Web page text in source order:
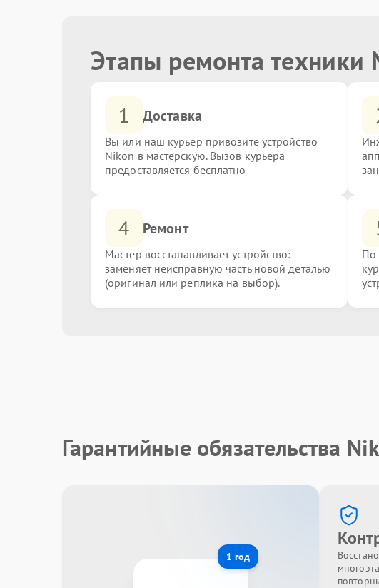
Этапы ремонта техники
1 Доставка
Вы или наш курьер привозите устройство
Nikon в мастерскую. Вызов курьера
предоставляется бесплатно
4 Ремонт
Мастер восстанавливает устройство:
заменяет неисправную часть новой деталью
(оригинал или реплика на выбор).
По
Гарантийные обязательства
1 год